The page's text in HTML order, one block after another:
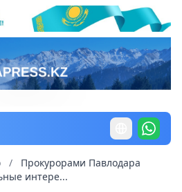
/
Прокурорами Павлодара
интере...